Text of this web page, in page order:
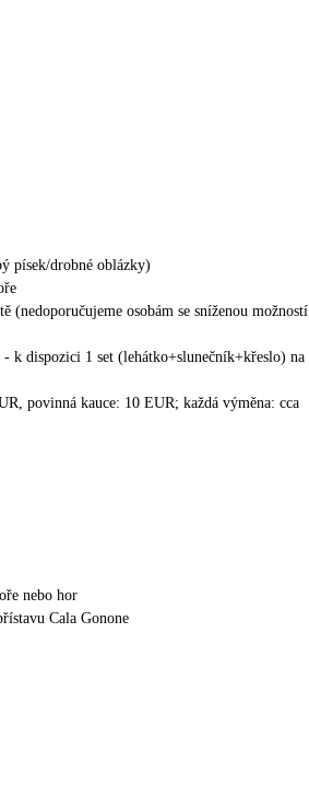
písek/drobné oblázky)
(nedoporučujeme osobám se sníženou možností
- k dispozici 1 set (lehátko+slunečník+křeslo) na
povinná kauce: 10 EUR; každá výměna: cca
nebo hor
Cala Gonone